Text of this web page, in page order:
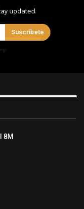
updated.
Suscríbete
8M